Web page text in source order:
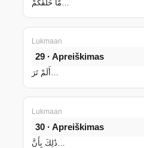
Lukmaan
29 · Apreiškimas
أَلَمْ تَرَ…
Lukmaan
30 · Apreiškimas
ذَٰلِكَ بِأَنَّ…